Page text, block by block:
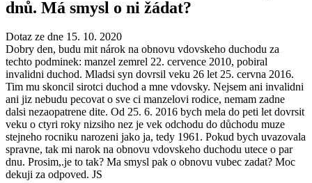
dnů. Má smysl o ni žádat?
Dotaz ze dne 15. 10. 2020
Dobry den, budu mit nárok na obnovu vdovskeho duchodu za
techto podminek: manzel zemrel 22. cervence 2010, pobiral
invalidni duchod. Mladsi syn dovrsil veku 26 let 25. cervna 2016.
Tim mu skoncil sirotci duchod a mne vdovsky. Nejsem ani invalidni
ani jiz nebudu pecovat o sve ci manzelovi rodice, nemam zadne
dalsi nezaopatrene dite. Od 25. 6. 2016 bych mela do peti let dovrsit
veku o ctyri roky nizsiho nez je vek odchodu do důchodu muze
stejneho rocniku narozeni jako ja, tedy 1961. Pokud bych uvazovala
spravne, tak mi narok na obnovu vdovskeho duchodu utece o par
dnu. Prosim,.je to tak? Ma smysl pak o obnovu vubec zadat? Moc
dekuji za odpoved. JS